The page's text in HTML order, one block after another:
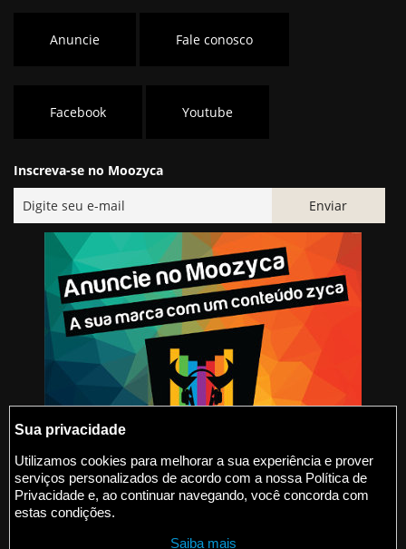
Anuncie Fale conosco
Facebook Youtube
Inscreva-se no Moozyca
@2015-2026 Moozyca
Sua privacidade
Utilizamos cookies para melhorar a sua experiência e prover
serviços personalizados de acordo com a nossa Política de
Privacidade e, ao continuar navegando, você concorda com
estas condições.
Saiba mais